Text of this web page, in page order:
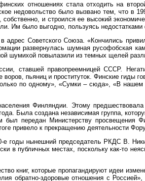
отношениях стала отходить на
недовольство было вызвано тем, что в
и строился ее высокий
Им было выгодно, пользуясь
адрес Советского Союза. «Кончились
развернулась шумная русофобская
повылазили из темных щелей
ставшей правопреемницей СССР.
пьяниц и проституток. Финские гиды
по одному», «Сумки – сюда», «В нашем
Финляндии. Этому
Была создана независимая группа,
передан Министерству просвещения
привело к прекращению деятельности
годы нынешний председатель РКДС В.
в публичных местах, поскольку как-то
книг, которые пропагандируют идеи
обратно-здоровые отношения с